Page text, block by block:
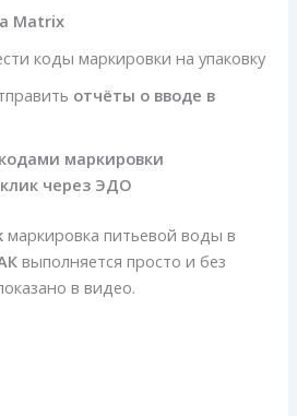
Matrix
коды маркировки на упаковку
отчёты о вводе в
маркировки
через ЭДО
маркировка питьевой воды в
выполняется просто и без
в видео.